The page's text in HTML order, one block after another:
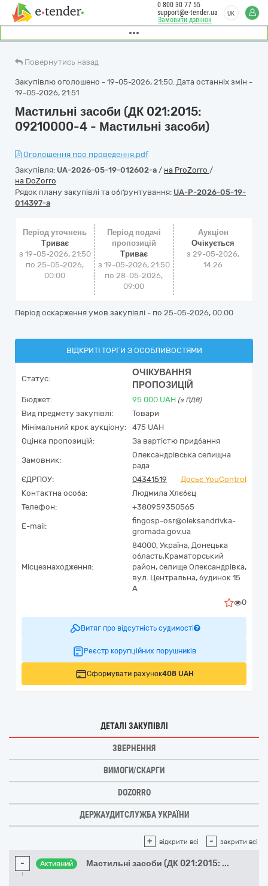
Замовити дзвінок
0 800 30 77 55
support@e-tender.ua
UK
Повернутись назад
Закупівлю оголошено - 19-05-2026, 21:50. Дата останніх змін -
19-05-2026, 21:51
Мастильні засоби (ДК 021:2015:
09210000-4 - Мастильні засоби)
Оголошення про проведення.pdf
Закупівля: UA-2026-05-19-012602-a / на ProZorro /
на DoZorro
Рядок плану закупівлі та обґрунтування: UA-P-2026-05-19-
014397-a
Період уточнень
Триває
з 19-05-2026, 21:50
по 25-05-2026,
00:00
Період подачі
пропозицій
Триває
з 19-05-2026, 21:50
по 28-05-2026,
09:00
Аукціон
Очікується
з29-05-2026,
14:26
Період оскарження умов закупівлі - по 25-05-2026, 00:00
ВІДКРИТІ ТОРГИ З ОСОБЛИВОСТЯМИ
Статус:
ОЧІКУВАННЯ
ПРОПОЗИЦІЙ
Бюджет: 95 000 UAH (з ПДВ)
Вид предмету закупівлі:
Товари
Мінімальний крок аукціону:
475 UAH
Оцінка пропозицій:
За вартістю придбання
Замовник:
Олександрівська селищна
рада
ЄДРПОУ:
04341519
Досьє YouControl
Контактна особа:
Людмила Хлєбєц
Телефон:
+380959350565
E-mail:
fingosp-osr@oleksandrivka-
gromada.gov.ua
Місцезнаходження:
84000, Україна, Донецька
область,Краматорський
район, селище Олександрівка,
вул. Центральна, будинок 15
А
0
Витяг про відсутність судимості
Реєстр корупційних порушників
Сформувати рахунок408 UAH
ДЕТАЛІ ЗАКУПІВЛІ
ЗВЕРНЕННЯ
ВИМОГИ/СКАРГИ
DOZORRO
ДЕРЖАУДИТСЛУЖБА УКРАЇНИ
+ відкрити всі - закрити всі
- Активний Мастильні засоби (ДК 021:2015: ...